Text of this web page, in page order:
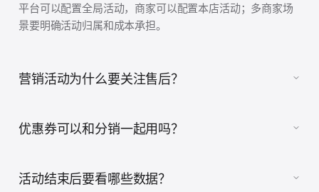
平台可以配置全局活动，商家可以配置本店活动；多商家场
景要明确活动归属和成本承担。
营销活动为什么要关注售后？
优惠券可以和分销一起用吗？
活动结束后要看哪些数据？